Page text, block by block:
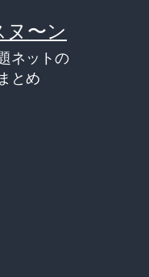
ヌ〜ン
ネットの
とめ